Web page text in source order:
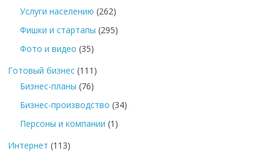
Услуги населению (262)
Фишки и стартапы (295)
Фото и видео (35)
Готовый бизнес (111)
Бизнес-планы (76)
Бизнес-производство (34)
Персоны и компании (1)
Интернет (113)